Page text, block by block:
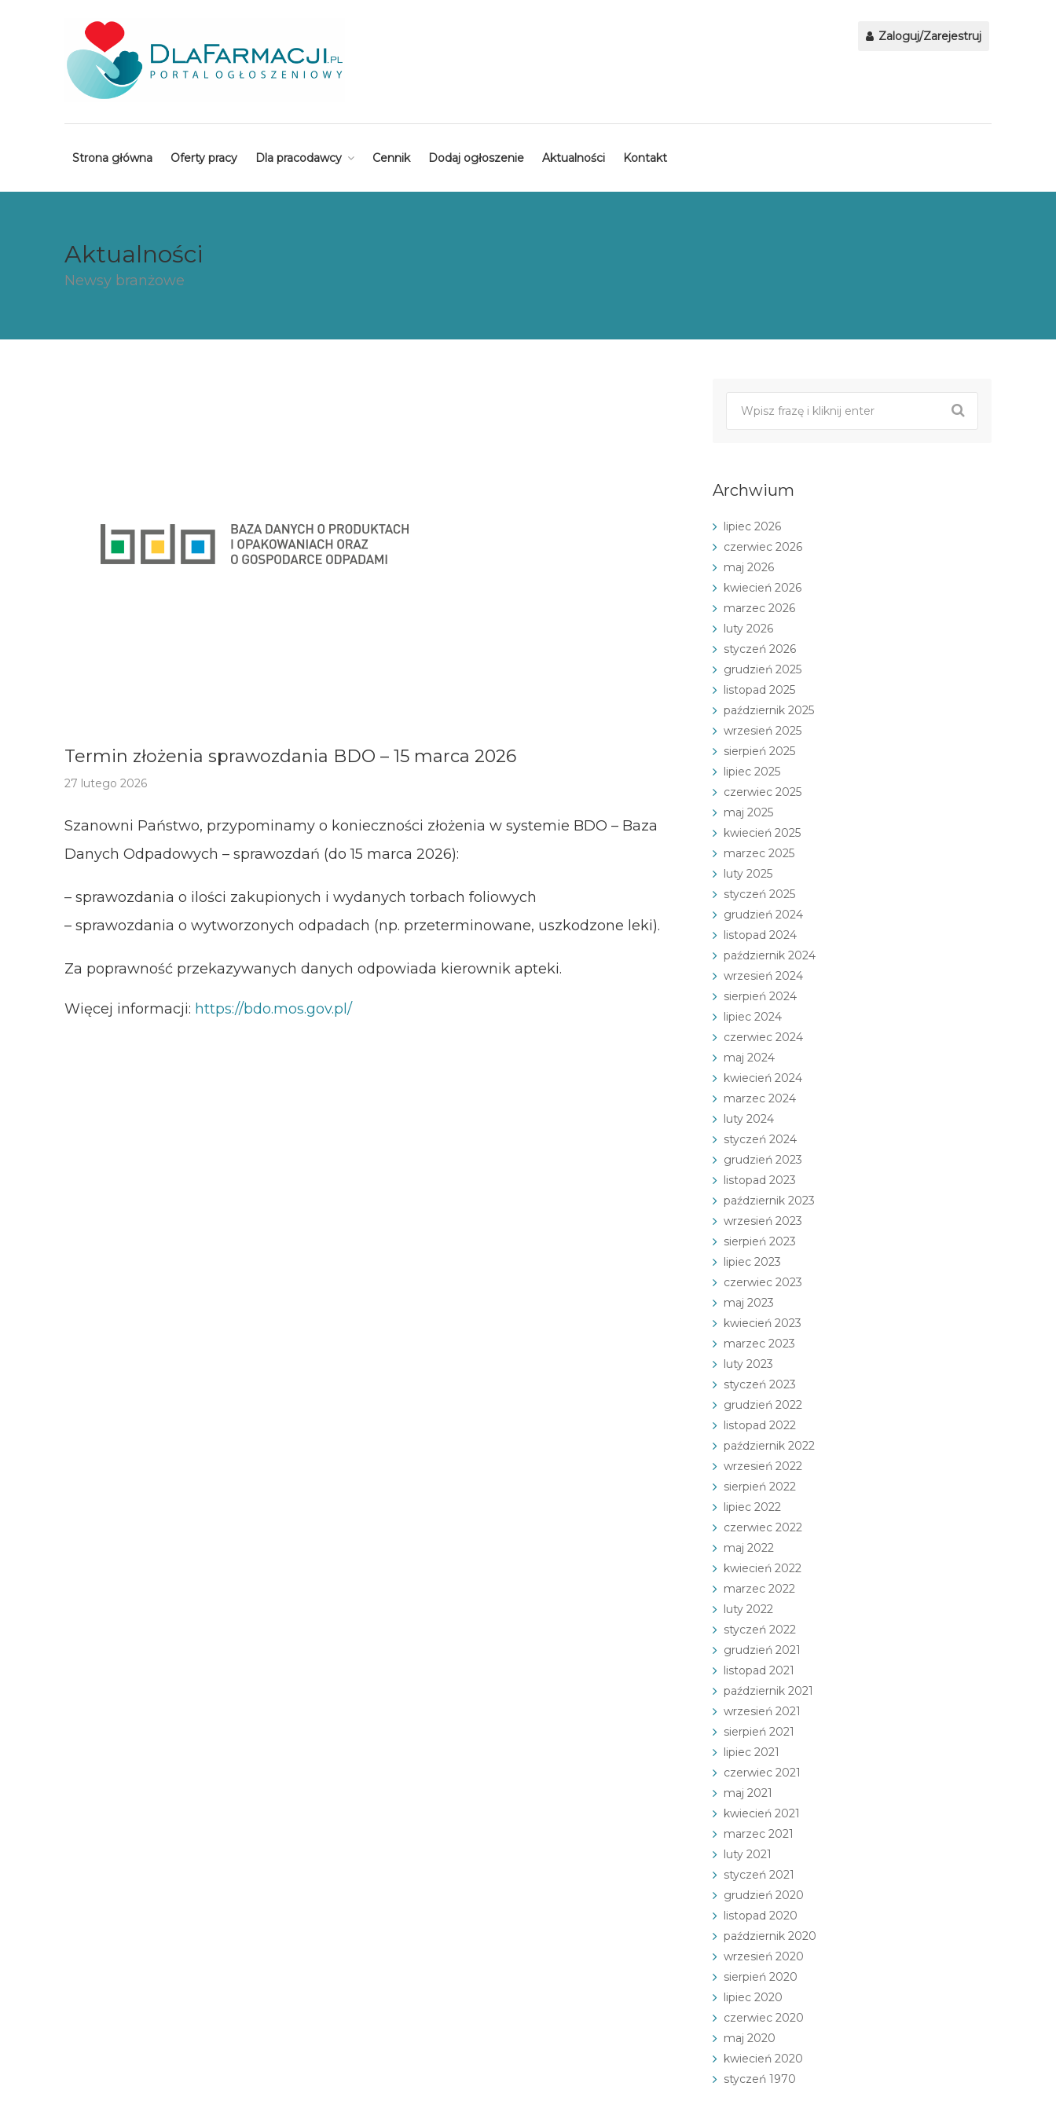
Strona główna Oferty pracy Dla pracodawcy Cennik Dodaj ogłoszenie Aktualności Kontakt
Zaloguj/Zarejestruj
Aktualności
Newsy branżowe
Termin złożenia sprawozdania BDO – 15 marca 2026
27 lutego 2026
Szanowni Państwo, przypominamy o konieczności złożenia w systemie BDO – Baza
Danych Odpadowych – sprawozdań (do 15 marca 2026):
– sprawozdania o ilości zakupionych i wydanych torbach foliowych
– sprawozdania o wytworzonych odpadach (np. przeterminowane, uszkodzone leki).
Za poprawność przekazywanych danych odpowiada kierownik apteki.
Więcej informacji: https://bdo.mos.gov.pl/
Archwium
lipiec 2026
czerwiec 2026
maj 2026
kwiecień 2026
marzec 2026
luty 2026
styczeń 2026
grudzień 2025
listopad 2025
październik 2025
wrzesień 2025
sierpień 2025
lipiec 2025
czerwiec 2025
maj 2025
kwiecień 2025
marzec 2025
luty 2025
styczeń 2025
grudzień 2024
listopad 2024
październik 2024
wrzesień 2024
sierpień 2024
lipiec 2024
czerwiec 2024
maj 2024
kwiecień 2024
marzec 2024
luty 2024
styczeń 2024
grudzień 2023
listopad 2023
październik 2023
wrzesień 2023
sierpień 2023
lipiec 2023
czerwiec 2023
maj 2023
kwiecień 2023
marzec 2023
luty 2023
styczeń 2023
grudzień 2022
listopad 2022
październik 2022
wrzesień 2022
sierpień 2022
lipiec 2022
czerwiec 2022
maj 2022
kwiecień 2022
marzec 2022
luty 2022
styczeń 2022
grudzień 2021
listopad 2021
październik 2021
wrzesień 2021
sierpień 2021
lipiec 2021
czerwiec 2021
maj 2021
kwiecień 2021
marzec 2021
luty 2021
styczeń 2021
grudzień 2020
listopad 2020
październik 2020
wrzesień 2020
sierpień 2020
lipiec 2020
czerwiec 2020
maj 2020
kwiecień 2020
styczeń 1970